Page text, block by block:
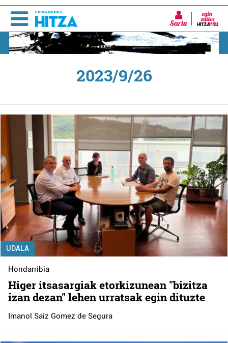
Sartu
2023/9/26
UDALA
Hondarribia
Higer itsasargiak etorkizunean "bizitza
izan dezan" lehen urratsak egin dituzte
Imanol Saiz Gomez de Segura